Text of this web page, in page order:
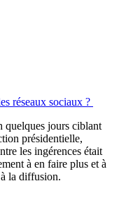
réseaux sociaux ?
quelques jours ciblant
présidentielle,
les ingérences était
à en faire plus et à
la diffusion.